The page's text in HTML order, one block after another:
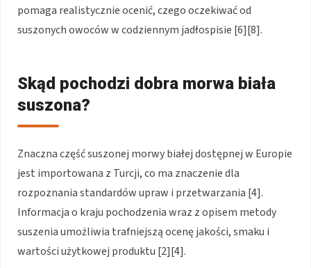
pomaga realistycznie ocenić, czego oczekiwać od
suszonych owoców w codziennym jadłospisie [6][8].
Skąd pochodzi dobra morwa biała
suszona?
Znaczna część suszonej morwy białej dostępnej w Europie
jest importowana z Turcji, co ma znaczenie dla
rozpoznania standardów upraw i przetwarzania [4].
Informacja o kraju pochodzenia wraz z opisem metody
suszenia umożliwia trafniejszą ocenę jakości, smaku i
wartości użytkowej produktu [2][4].